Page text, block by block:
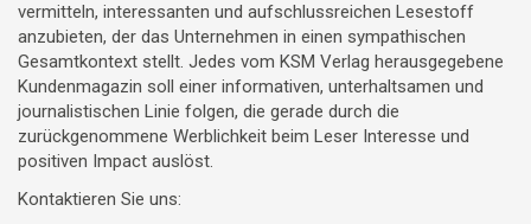
vermitteln, interessanten und aufschlussreichen Lesestoff
anzubieten, der das Unternehmen in einen sympathischen
Gesamtkontext stellt. Jedes vom KSM Verlag herausgegebene
Kundenmagazin soll einer informativen, unterhaltsamen und
journalistischen Linie folgen, die gerade durch die
zurückgenommene Werblichkeit beim Leser Interesse und
positiven Impact auslöst.
Kontaktieren Sie uns: